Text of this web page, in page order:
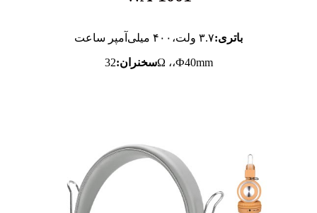
باتری:۳.۷ ولت، ۴۰۰ میلی‌آمپر ساعت
سخنران:32Ω ،،Ф40mm